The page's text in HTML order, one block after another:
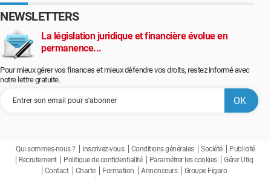
NEWSLETTERS
La législation juridique et financière évolue en
permanence...
Pour mieux gérer vos finances et mieux défendre vos droits, restez informé avec
notre lettre gratuite.
Qui sommes-nous ? Inscrivez-vous Conditions générales Société
Publicité
Recrutement
Politique de confidentialité Paramétrer les cookies
Gérer Utiq
Contact
Charte Formation Annonceurs
Groupe Figaro